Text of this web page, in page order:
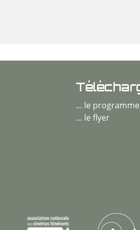
... le programme
... le flyer